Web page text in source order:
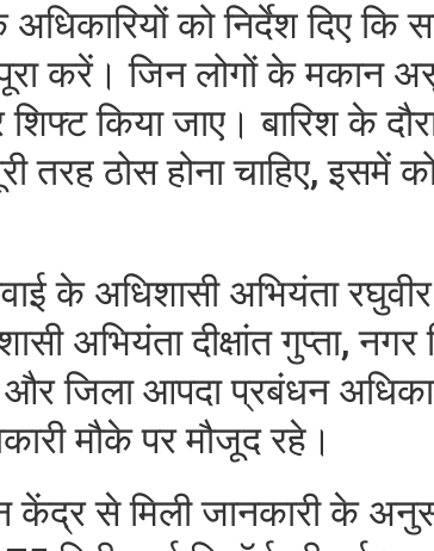
को निर्देश दिए कि
करें। जिन लोगों के मकान
किया जाए। बारिश के
तरह ठोस होना चाहिए, इसमें
के अधिशासी अभियंता
अभियंता दीक्षांत गुप्ता,
और जिला आपदा प्रबंधन
मौके पर मौजूद रहे।
केंद्र से मिली जानकारी के